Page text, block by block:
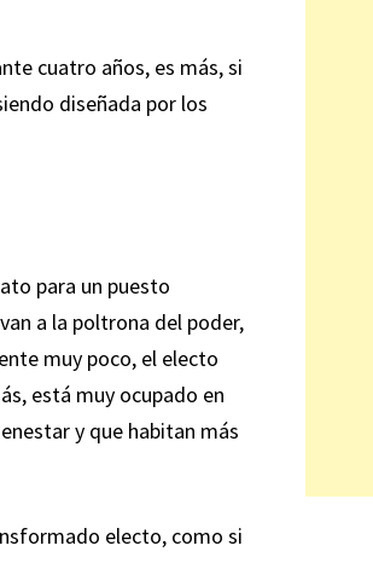
cuatro años, es más, si
diseñada por los
para un puesto
a la poltrona del poder,
muy poco, el electo
está muy ocupado en
y que habitan más
electo, como si